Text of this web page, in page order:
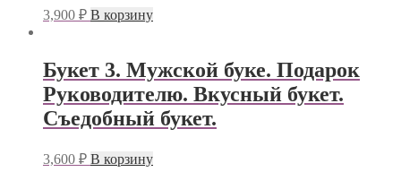
3,900 ₽ В корзину
Букет 3. Мужской буке. Подарок
Руководителю. Вкусный букет.
Съедобный букет.
3,600 ₽ В корзину